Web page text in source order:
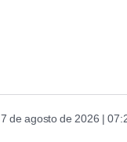
7 de agosto de 2026 |